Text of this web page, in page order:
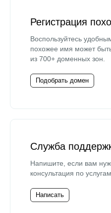
Регистрация
Воспользуйтесь
похожее имя может
из 700+ доменных зон.
Подобрать домен
Служба
Напишите, если вам
консультация по услугам.
Написать